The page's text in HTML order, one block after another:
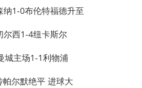
1-0布伦特福德升至
尔西1-4纽卡斯尔
城主场1-1利物浦
尔默绝平 进球大